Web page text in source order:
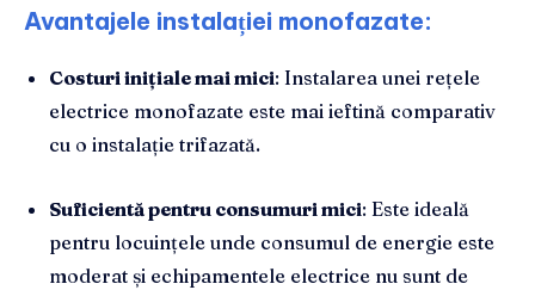
Avantajele instalației monofazate:
Costuri inițiale mai mici: Instalarea unei rețele
electrice monofazate este mai ieftină comparativ
cu o instalație trifazată.
Suficientă pentru consumuri mici: Este ideală
pentru locuințele unde consumul de energie este
moderat și echipamentele electrice nu sunt de